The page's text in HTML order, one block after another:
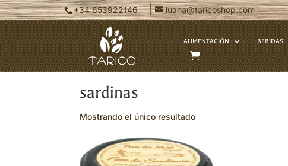
+34 653922146 | luana@taricoshop.com
ALIMENTACIÓN BEBIDAS
Inicio/ Productos etiquetados “sardinas”
sardinas
Mostrando el único resultado